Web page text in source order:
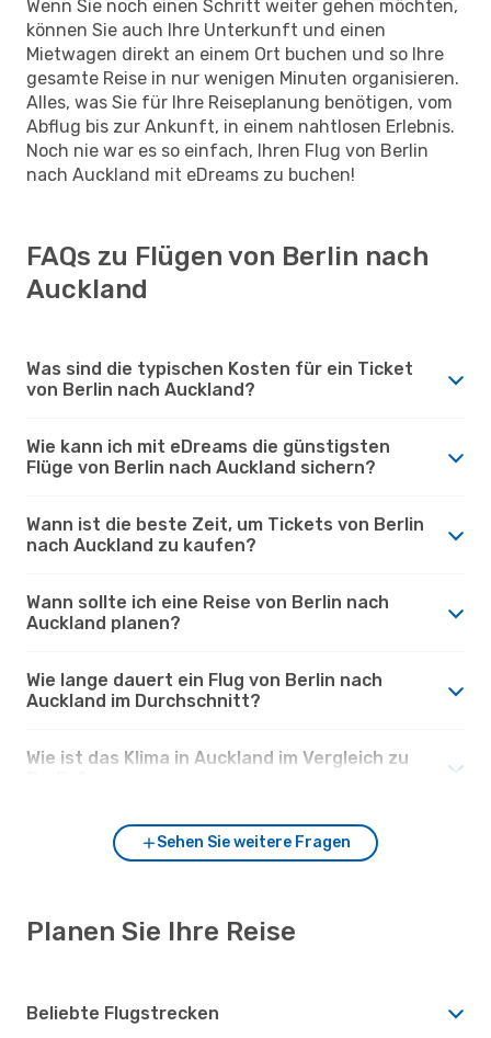
Wenn Sie noch einen Schritt weiter gehen möchten,
können Sie auch Ihre Unterkunft und einen
Mietwagen direkt an einem Ort buchen und so Ihre
gesamte Reise in nur wenigen Minuten organisieren.
Alles, was Sie für Ihre Reiseplanung benötigen, vom
Abflug bis zur Ankunft, in einem nahtlosen Erlebnis.
Noch nie war es so einfach, Ihren Flug von Berlin
nach Auckland mit eDreams zu buchen!
FAQs zu Flügen von Berlin nach
Auckland
Was sind die typischen Kosten für ein Ticket
von Berlin nach Auckland?
Wie kann ich mit eDreams die günstigsten
Flüge von Berlin nach Auckland sichern?
Wann ist die beste Zeit, um Tickets von Berlin
nach Auckland zu kaufen?
Wann sollte ich eine Reise von Berlin nach
Auckland planen?
Wie lange dauert ein Flug von Berlin nach
Auckland im Durchschnitt?
Wie ist das Klima in Auckland im Vergleich zu
Sehen Sie weitere Fragen
Planen Sie Ihre Reise
Beliebte Flugstrecken